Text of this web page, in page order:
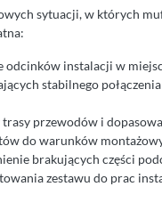
sytuacji, w których
odcinków instalacji w
stabilnego
przewodów i
do warunków
brakujących części
zestawu do prac